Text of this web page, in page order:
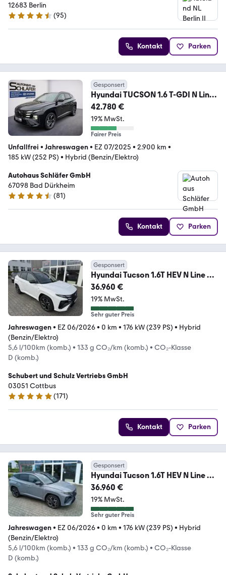
12683 Berlin
4.7 Sterne
(95)
Kontakt Parken
Gesponsert
Hyundai TUCSON 1.6 T-GDI N Line
Plug-In Hybrid 4WD N-Lin
42.780 €
19% MwSt.
Fairer Preis
Unfallfrei • Jahreswagen• EZ 07/2025 • 2.900 km •
185 kW (252 PS) • Hybrid (Benzin/Elektro)
Autohaus Schläfer GmbH
67098 Bad Dürkheim
4.6 Sterne
(81)
Kontakt Parken
Gesponsert
Hyundai Tucson 1.6T HEV N Line X
Navi ACC Head-up VOLL
36.960 €
19% MwSt.
Sehr guter Preis
Jahreswagen• EZ 06/2026• 0 km • 176 kW (239 PS) • Hybrid
(Benzin/Elektro)
5,6 l/100km (komb.) • 133 g CO₂/km (komb.) • CO₂-Klasse
D (komb.)
Schubert und Schulz Vertriebs GmbH
03051 Cottbus
5 Sterne
(171)
Kontakt Parken
Gesponsert
Hyundai Tucson 1.6T HEV N Line X
Navi ACC Head-up VOLL
36.960 €
19% MwSt.
Sehr guter Preis
Jahreswagen• EZ 06/2026• 0 km • 176 kW (239 PS) • Hybrid
(Benzin/Elektro)
5,6 l/100km (komb.) • 133 g CO₂/km (komb.) • CO₂-Klasse
D (komb.)